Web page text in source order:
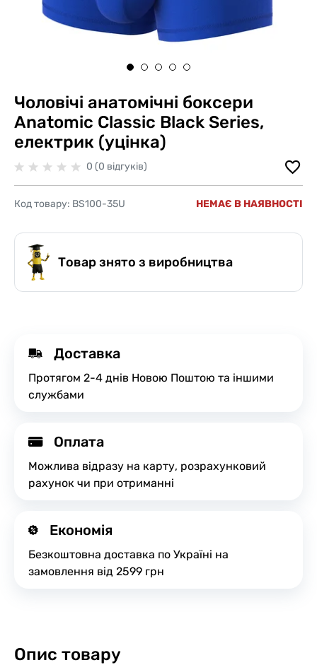
Чоловічі анатомічні боксери
Anatomic Classic Black Series,
електрик (уцінка)
0 (0 відгуків)
Код товару: BS100-35U НЕМАЄ В НАЯВНОСТІ
Товар знято з виробництва
Доставка
Протягом 2-4 днів Новою Поштою та іншими
службами
Оплата
Можлива відразу на карту, розрахунковий
рахунок чи при отриманні
Економія
Безкоштовна доставка по Україні на
замовлення від 2599 грн
Опис товару